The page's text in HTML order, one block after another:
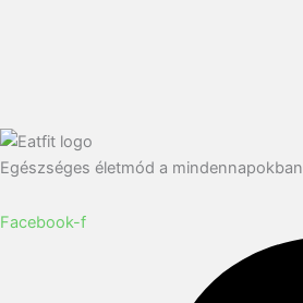
Egészséges életmód a mindennapokban
Facebook-f